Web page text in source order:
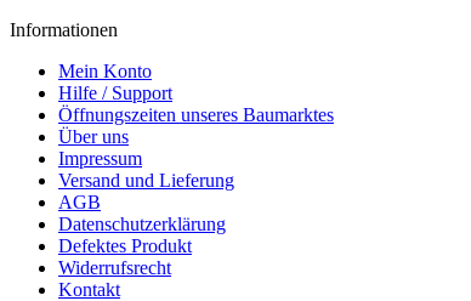
Informationen
Mein Konto
Hilfe / Support
Öffnungszeiten unseres Baumarktes
Über uns
Impressum
Versand und Lieferung
AGB
Datenschutzerklärung
Defektes Produkt
Widerrufsrecht
Kontakt